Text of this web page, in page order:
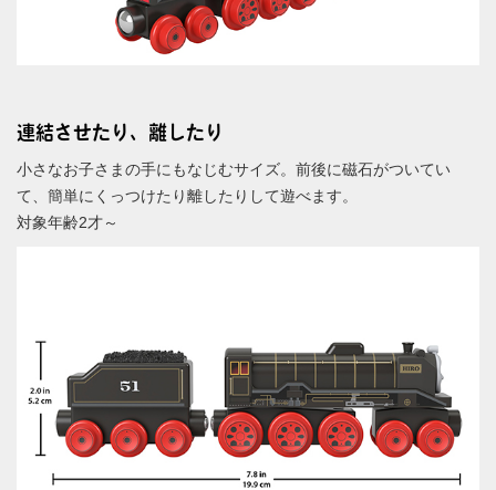
連結させたり、離したり
小さなお子さまの手にもなじむサイズ。前後に磁石がついてい
て、簡単にくっつけたり離したりして遊べます。
対象年齢2才～